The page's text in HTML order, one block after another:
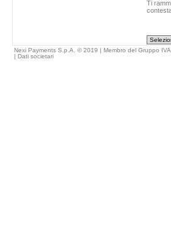
Ti
Nexi Payments S.p.A. © 2019 | Membro del Gruppo
| Dati societari